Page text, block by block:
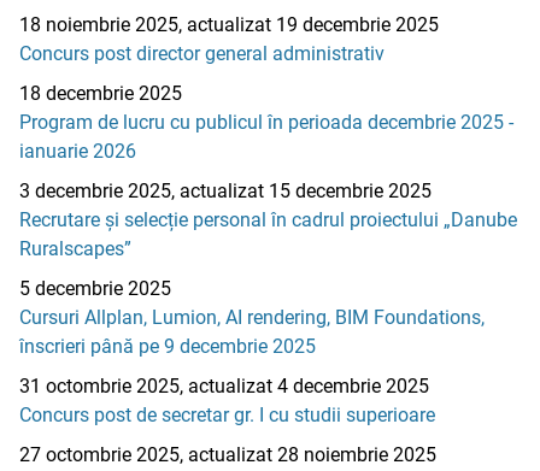
18 noiembrie 2025, actualizat 19 decembrie 2025
Concurs post director general administrativ
18 decembrie 2025
Program de lucru cu publicul în perioada decembrie 2025 -
ianuarie 2026
3 decembrie 2025, actualizat 15 decembrie 2025
Recrutare și selecție personal în cadrul proiectului „Danube
Ruralscapes”
5 decembrie 2025
Cursuri Allplan, Lumion, AI rendering, BIM Foundations,
înscrieri până pe 9 decembrie 2025
31 octombrie 2025, actualizat 4 decembrie 2025
Concurs post de secretar gr. I cu studii superioare
27 octombrie 2025, actualizat 28 noiembrie 2025